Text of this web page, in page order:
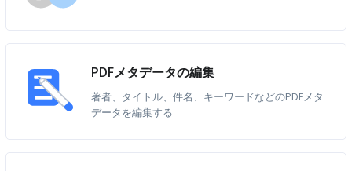
PDFメタデータの編集
著者、タイトル、件名、キーワードなどのPDFメタ
データを編集する